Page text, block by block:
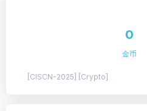
0
金币
[CISCN-2025] [Crypto]